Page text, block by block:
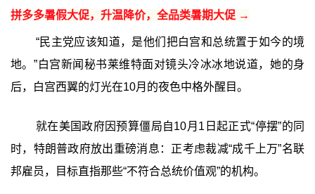
拼多多暑假大促，升温降价，全品类暑期大促 →
“民主党应该知道，是他们把白宫和总统置于如今的境
地。”白宫新闻秘书莱维特面对镜头冷冰冰地说道，她的身
后，白宫西翼的灯光在10月的夜色中格外醒目。
就在美国政府因预算僵局自10月1日起正式“停摆”的同
时，特朗普政府放出重磅消息：正考虑裁减“成千上万”名联
邦雇员，目标直指那些“不符合总统价值观”的机构。